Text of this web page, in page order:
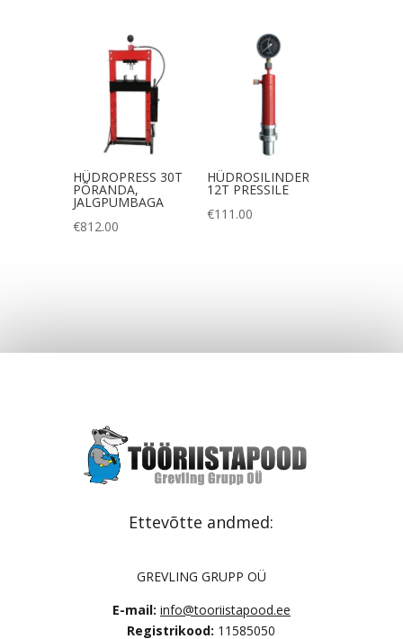
HÜDROPRESS 30T
PÕRANDA,
JALGPUMBAGA
€812.00
HÜDROSILINDER
12T PRESSILE
€111.00
Ettevõtte andmed:
GREVLING GRUPP OÜ
E-mail: info@tooriistapood.ee
Registrikood: 11585050